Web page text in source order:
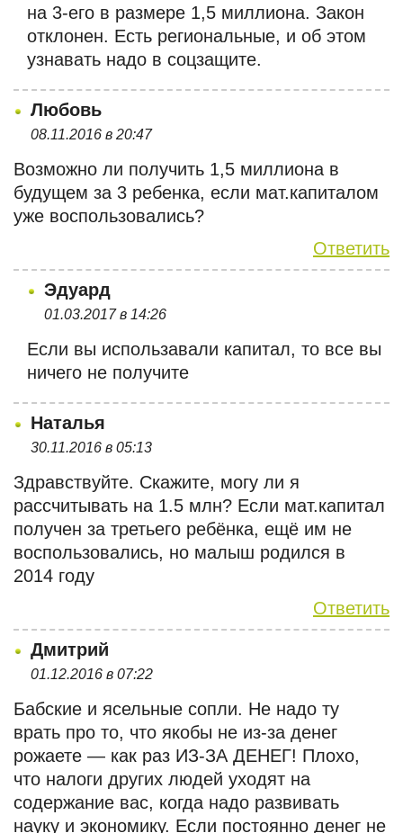
на 3-его в размере 1,5 миллиона. Закон
отклонен. Есть региональные, и об этом
узнавать надо в соцзащите.
Любовь
08.11.2016 в 20:47
Возможно ли получить 1,5 миллиона в
будущем за 3 ребенка, если мат.капиталом
уже воспользовались?
Ответить
Эдуард
01.03.2017 в 14:26
Если вы использавали капитал, то все вы
ничего не получите
Наталья
30.11.2016 в 05:13
Здравствуйте. Скажите, могу ли я
рассчитывать на 1.5 млн? Если мат.капитал
получен за третьего ребёнка, ещё им не
воспользовались, но малыш родился в
2014 году
Ответить
Дмитрий
01.12.2016 в 07:22
Бабские и ясельные сопли. Не надо ту
врать про то, что якобы не из-за денег
рожаете — как раз ИЗ-ЗА ДЕНЕГ! Плохо,
что налоги других людей уходят на
содержание вас, когда надо развивать
науку и экономику. Если постоянно денег не